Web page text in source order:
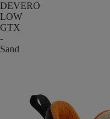
DEVERO
LOW
GTX
-
Sand